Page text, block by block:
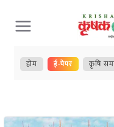
Skip
to
content
होम ई-पेपर कृषि